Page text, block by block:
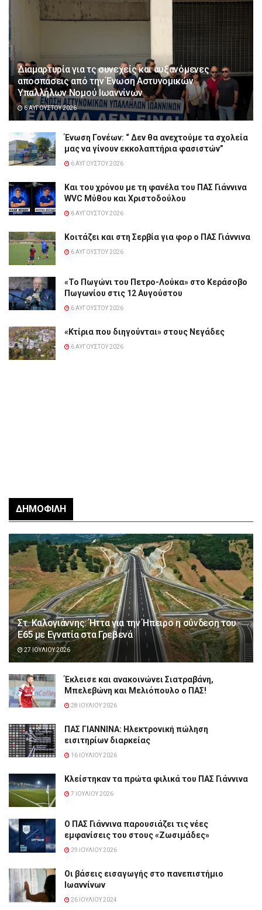
Διαμαρτυρία για τς συνεχείς και αυξανόμενες
αποσπάσεις από την Ένωση Αστυνομικών
Υπαλλήλων Νομού Ιωαννίνων
6 ΑΥΓΟΎΣΤΟΥ 2026
Ένωση Γονέων: “ Δεν θα ανεχτούμε τα σχολεία
μας να γίνουν εκκολαπτήρια φασιστών”
6 ΑΥΓΟΎΣΤΟΥ 2026
Και του χρόνου με τη φανέλα του ΠΑΣ Γιάννινα
WVC Μύθου και Χριστοδούλου
6 ΑΥΓΟΎΣΤΟΥ 2026
Κοιτάζει και στη Σερβία για φορ ο ΠΑΣ Γιάννινα
6 ΑΥΓΟΎΣΤΟΥ 2026
«Το Πωγώνι του Πετρο-Λούκα» στο Κεράσοβο
Πωγωνίου στις 12 Αυγούστου
6 ΑΥΓΟΎΣΤΟΥ 2026
«Κτίρια που διηγούνται» στους Νεγάδες
6 ΑΥΓΟΎΣΤΟΥ 2026
ΔΗΜΟΦΙΛΉ
Στ. Καλογιάννης: Ήττα για την Ήπειρο η σύνδεση του
Ε65 με Εγνατία στα Γρεβενά
27 ΙΟΥΛΊΟΥ 2026
Έκλεισε και ανακοινώνει Σιατραβάνη,
Μπελεβώνη και Μελιόπουλο ο ΠΑΣ!
28 ΙΟΥΛΊΟΥ 2026
ΠΑΣ ΓΙΑΝΝΙΝΑ: Hλεκτρονική πώληση
εισιτηρίων διαρκείας
16 ΙΟΥΛΊΟΥ 2026
Κλείστηκαν τα πρώτα φιλικά του ΠΑΣ Γιάννινα
7 ΙΟΥΛΊΟΥ 2026
Ο ΠΑΣ Γιάννινα παρουσιάζει τις νέες
εμφανίσεις του στους «Ζωσιμάδες»
29 ΙΟΥΛΊΟΥ 2026
Οι βάσεις εισαγωγής στο πανεπιστήμιο
Ιωαννίνων
26 ΙΟΥΛΊΟΥ 2024